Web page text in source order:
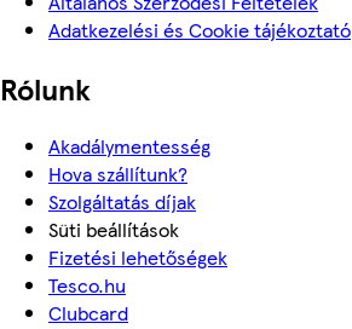
Adatkezelési és Cookie tájékoztató
Rólunk
Akadálymentesség
Hova szállítunk?
Szolgáltatás díjak
Süti beállítások
Fizetési lehetőségek
Tesco.hu
Clubcard